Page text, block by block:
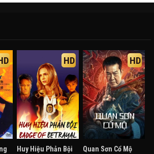
HD
Huy Hiệu Phản Bội
HD
Quan Sơn Cổ Mộ